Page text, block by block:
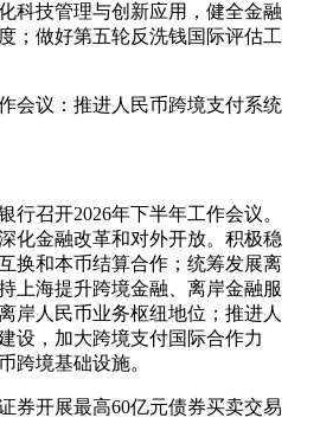
科技管理与创新应用，健全金融
；做好第五轮反洗钱国际评估工
会议：推进人民币跨境支付系统
行召开2026年下半年工作会议。
化金融改革和对外开放。积极稳
换和本币结算合作；统筹发展离
上海提升跨境金融、离岸金融服
岸人民币业务枢纽地位；推进人
设，加大跨境支付国际合作力
跨境基础设施。
券开展最高60亿元债券买卖交易